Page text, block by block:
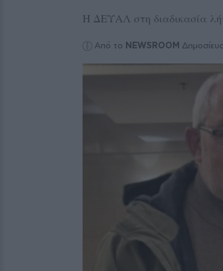
Η ΔΕΥΑΛ στη διαδικασία
Από το NEWSROOM